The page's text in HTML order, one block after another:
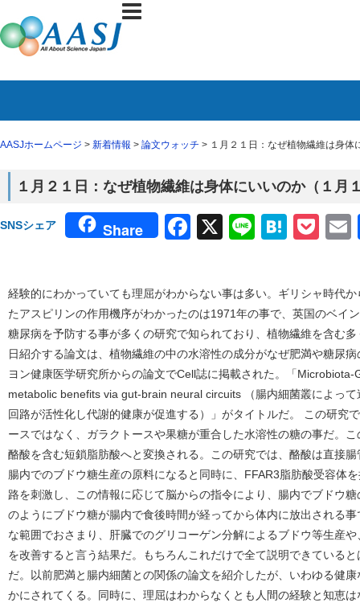
AASJホームページ > 新着情報 > 論文ウォッチ > １月２１日：なぜ植物繊維は身
１月２１日：なぜ植物繊維は身体にいいのか（１月
SNSシェア Share Facebook
X Line
経験的にわかっていても理屈がわからない事は多い。ギリシャ時代
たアスピリンの作用機序がわかったのは1971年の事で、英国のベイ
糖尿病を予防する事が多くの研究で知られており、植物繊維を含む
日紹介する論文は、植物繊維の中の水溶性の成分がなぜ肥満や糖尿
ヨン健康医学研究所からの論文でCell誌に掲載された。「
metabolic benefits via gut-brain neural circuits （腸内細菌叢によっ
回路が活性化し代謝的健康が促進する）」がタイトルだ。 この研究
ースではなく、ガラクトースや果糖が重合した水溶性の糖の事だ。
酪酸を含む短鎖脂肪酸へと変換される。この研究では、酪酸は直接
腸内でのブドウ糖生産の原料になると同時に、FFAR3脂肪酸受容体
路を刺激し、この情報に応じて脳からの指令により、腸内でブドウ
のようにブドウ糖が腸内で食後時間が経ってから体内に放出される
な範囲でおさまり、肝臓でのグリコーゲン分解によるブドウ等生産
を改善すると言う結果だ。もちろんこれだけで全て説明できている
だ。以前肥満と腸内細菌との関係の論文を紹介したが、いわゆる健
かにされてくる。同時に、理屈はわからなくとも人間の経験と知恵